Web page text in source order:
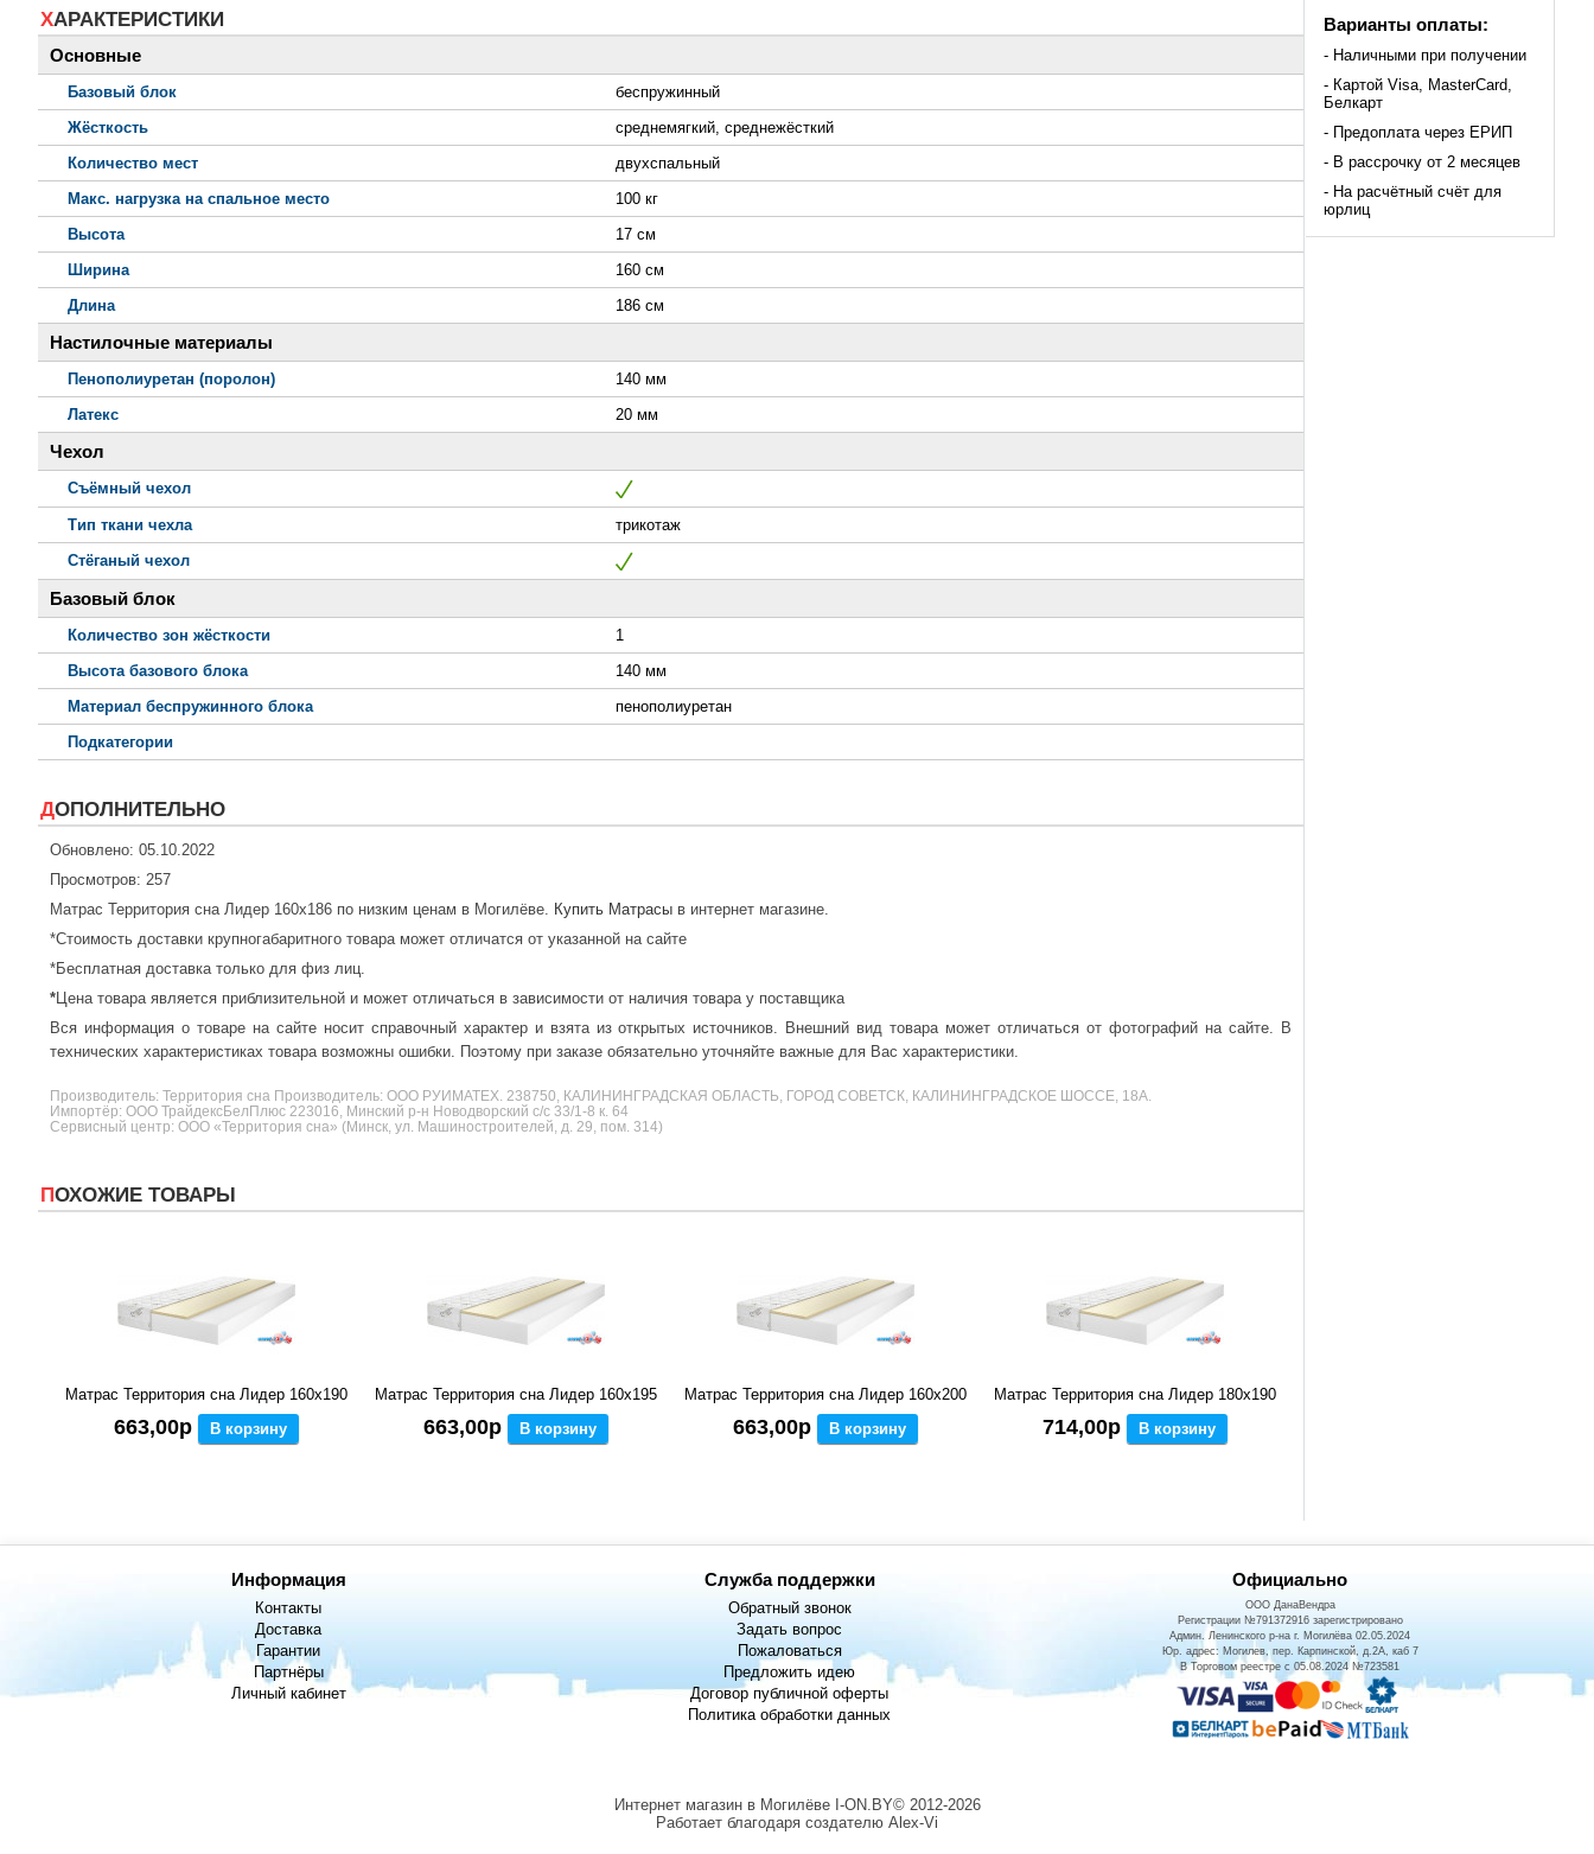
ХАРАКТЕРИСТИКИ
Основные
Базовый блок
беспружинный
Жёсткость
среднемягкий, среднежёсткий
Количество мест
двухспальный
Макс. нагрузка на спальное место
100 кг
Высота
17 см
Ширина
160 см
Длина
186 см
Настилочные материалы
Пенополиуретан (поролон)
140 мм
Латекс
20 мм
Чехол
Съёмный чехол
Тип ткани чехла
трикотаж
Стёганый чехол
Базовый блок
Количество зон жёсткости
1
Высота базового блока
140 мм
Материал беспружинного блока
пенополиуретан
Подкатегории
ДОПОЛНИТЕЛЬНО
Обновлено: 05.10.2022
Просмотров: 257
Матрас Территория сна Лидер 160x186 по низким ценам в Могилёве. Купить Матрасы в интернет магазине.
*Стоимость доставки крупногабаритного товара может отличатся от указанной на сайте
*Бесплатная доставка только для физ лиц.
*Цена товара является приблизительной и может отличаться в зависимости от наличия товара у поставщика
Вся информация о товаре на сайте носит справочный характер и взята из открытых источников. Внешний вид товара может отличаться от фотографий на сайте. В
технических характеристиках товара возможны ошибки. Поэтому при заказе обязательно уточняйте важные для Вас характеристики.
Производитель: Территория сна Производитель: ООО РУИМАТЕХ. 238750, КАЛИНИНГРАДСКАЯ ОБЛАСТЬ, ГОРОД СОВЕТСК, КАЛИНИНГРАДСКОЕ ШОССЕ, 18А.
Импортёр: ООО ТрайдексБелПлюс 223016, Минский р-н Новодворский с/с 33/1-8 к. 64
Сервисный центр: ООО «Территория сна» (Минск, ул. Машиностроителей, д. 29, пом. 314)
ПОХОЖИЕ ТОВАРЫ
Матрас Территория сна Лидер 160x190
663,00р В корзину
Матрас Территория сна Лидер 160x195
663,00р В корзину
Матрас Территория сна Лидер 160x200
663,00р В корзину
Матрас Территория сна Лидер 180x190
714,00р В корзину
Варианты оплаты:
- Наличными при получении
- Картой Visa, MasterCard,
Белкарт
- Предоплата через ЕРИП
- В рассрочку от 2 месяцев
- На расчётный счёт для
юрлиц
Информация
Контакты
Доставка
Гарантии
Партнёры
Личный кабинет
Служба поддержки
Обратный звонок
Задать вопрос
Пожаловаться
Предложить идею
Договор публичной оферты
Политика обработки данных
Официально
ООО ДанаВендра
Регистрации №791372916 зарегистрировано
Админ. Ленинского р-на г. Могилёва 02.05.2024
Юр. адрес: Могилев, пер. Карпинской, д.2А, каб 7
В Торговом реестре с 05.08.2024 №723581
Интернет магазин в Могилёве I-ON.BY© 2012-2026
Работает благодаря создателю Alex-Vi